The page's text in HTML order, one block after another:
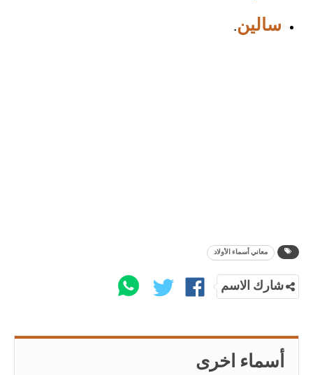
سالين.
معاني أسماء الأولاد
شارك الاسم
أسماء اخرى